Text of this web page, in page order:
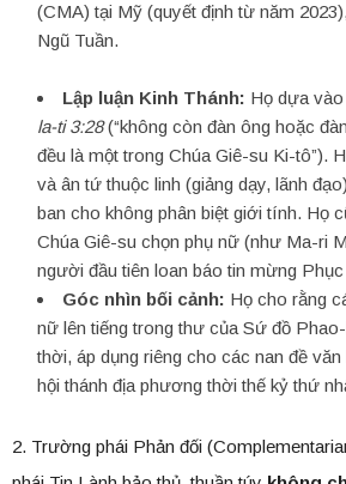
(CMA) tại Mỹ (quyết định từ năm
Ngũ Tuần.
Lập luận Kinh Thánh: Họ dựa
la-ti 3:28(“không còn đàn ông hoặc
đều là một trong Chúa Giê-su Ki-tô”).
và ân tứ thuộc linh (giảng dạy, lãnh
ban cho không phân biệt giới tính. Họ
Chúa Giê-su chọn phụ nữ (như Ma-ri
người đầu tiên loan báo tin mừng Phục
Góc nhìn bối cảnh: Họ cho rằng
nữ lên tiếng trong thư của Sứ đồ
thời, áp dụng riêng cho các nan đề
hội thánh địa phương thời thế kỷ thứ
2. Trường phái Phản đối